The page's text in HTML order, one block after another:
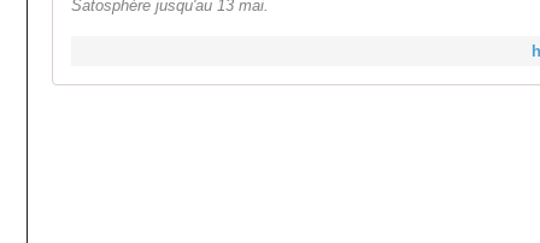
Satosphère jusqu'au 13 mai.